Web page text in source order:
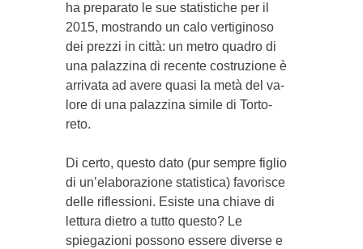
ha preparato le sue statistiche per il
2015, mostrando un calo vertiginoso
dei prezzi in città: un metro quadro di
una palazzina di recente co­struzione è
arrivata ad avere quasi la metà del va­
lore di una pa­lazzina simile di Torto­
reto.
Di certo, questo dato (pur sempre figlio
di un’ela­bo­razione statistica) fa­vori­sce
delle riflessioni. Esi­ste una chiave di
lettura dietro a tutto questo? Le
spiegazioni possono essere diverse e